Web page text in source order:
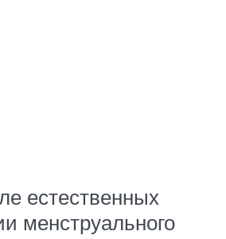
естественных
менструального